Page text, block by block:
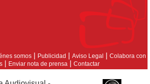
somos| Publicidad | Aviso Legal | Colabora con
| Enviar nota de prensa | Contactar